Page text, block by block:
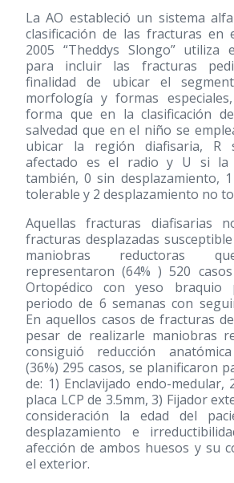
La AO estableció un sistema
clasificación de las fracturas en
2005 “Theddys Slongo” utiliza
para incluir las fracturas
finalidad de ubicar el
morfología y formas
forma que en la clasificación
salvedad que en el niño se
ubicar la región diafisaria, R
afectado es el radio y U si la
también, 0 sin desplazamiento,
tolerable y 2 desplazamiento no
Aquellas fracturas diafisarias
fracturas desplazadas
maniobras reductoras
representaron (64% ) 520
Ortopédico con yeso
periodo de 6 semanas con
En aquellos casos de fracturas
pesar de realizarle maniobras
consiguió reducción
(36%) 295 casos, se planificaron
de: 1) Enclavijado endo-medular,
placa LCP de 3.5mm, 3) Fijador
consideración la edad del
desplazamiento e
afección de ambos huesos y su
el exterior.